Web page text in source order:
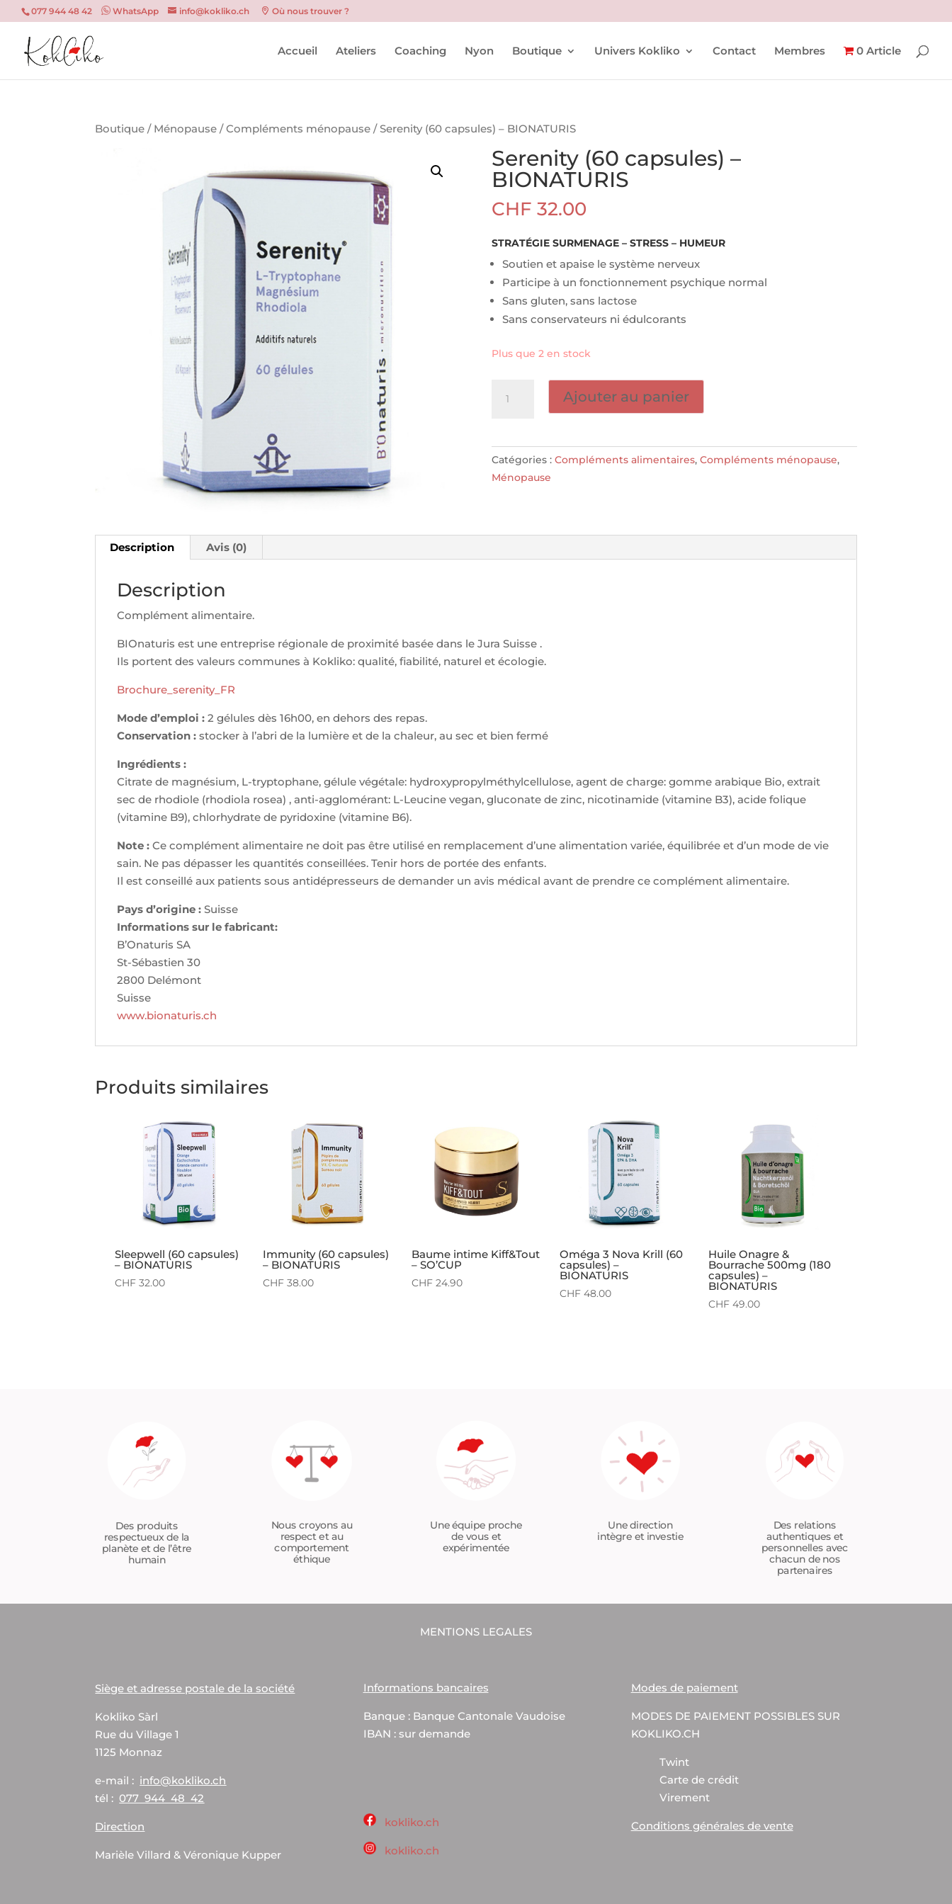
077 944 48 42 WhatsApp info@kokliko.ch Où nous trouver ?
Accueil Ateliers Coaching Nyon Boutique Univers Kokliko Contact Membres 0 Article
Boutique / Ménopause /Compléments ménopause / Serenity (60 capsules) – BIONATURIS
Serenity (60 capsules) –
BIONATURIS
CHF 32.00
STRATÉGIE SURMENAGE – STRESS – HUMEUR
Soutien et apaise le système nerveux
Participe à un fonctionnement psychique normal
Sans gluten, sans lactose
Sans conservateurs ni édulcorants
Plus que 2 en stock
capsules)
-
Ajouter au panier
Catégories : Compléments alimentaires, Compléments ménopause,
Ménopause
Description Avis (0)
Description
Complément alimentaire.
BIOnaturis est une entreprise régionale de proximité basée dans le Jura Suisse .
Ils portent des valeurs communes à Kokliko: qualité, fiabilité, naturel et écologie.
Brochure_serenity_FR
Mode d’emploi : 2 gélules dès 16h00, en dehors des repas.
Conservation : stocker à l’abri de la lumière et de la chaleur, au sec et bien fermé
Ingrédients :
Citrate de magnésium, L-tryptophane, gélule végétale: hydroxypropylméthylcellulose, agent de charge: gomme arabique Bio, extrait
sec de rhodiole (rhodiola rosea) , anti-agglomérant: L-Leucine vegan, gluconate de zinc, nicotinamide (vitamine B3), acide folique
(vitamine B9), chlorhydrate de pyridoxine (vitamine B6).
Note : Ce complément alimentaire ne doit pas être utilisé en remplacement d’une alimentation variée, équilibrée et d’un mode de vie
sain. Ne pas dépasser les quantités conseillées. Tenir hors de portée des enfants.
Il est conseillé aux patients sous antidépresseurs de demander un avis médical avant de prendre ce complément alimentaire.
Pays d’origine : Suisse
Informations sur le fabricant:
B’Onaturis SA
St-Sébastien 30
2800 Delémont
Suisse
www.bionaturis.ch
Produits similaires
Sleepwell (60 capsules)
– BIONATURIS
CHF32.00
Immunity (60 capsules)
– BIONATURIS
CHF 38.00
Baume intime Kiff&Tout
– SO’CUP
CHF24.90
Oméga 3 Nova Krill (60
capsules) –
BIONATURIS
CHF 48.00
Huile Onagre &
Bourrache 500mg (180
capsules) –
BIONATURIS
CHF49.00
Des produits
respectueux de la
planète et de l’être
humain
Nous croyons au
respect et au
comportement
éthique
Une équipe proche
de vous et
expérimentée
Une direction
intègre et investie
Des relations
authentiques et
personnelles avec
chacun de nos
partenaires
MENTIONS LEGALES
Siège et adresse postale de la société
Kokliko Sàrl
Rue du Village 1
1125 Monnaz
e-mail : info@kokliko.ch
tél : 077 944 48 42
Direction
Marièle Villard & Véronique Kupper
Informations bancaires
Banque : Banque Cantonale Vaudoise
IBAN : sur demande
kokliko.ch
kokliko.ch
Modes de paiement
MODES DE PAIEMENT POSSIBLES SUR
KOKLIKO.CH
Twint
Carte de crédit
Virement
Conditions générales de vente